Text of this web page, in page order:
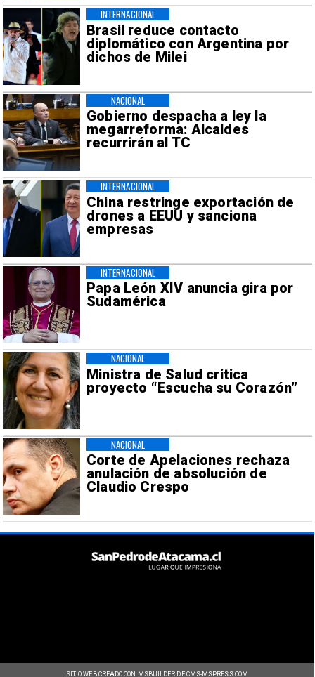
Brasil reduce contacto
diplomático con Argentina por
dichos de Milei
INTERNACIONAL
Gobierno despacha a ley la
megarreforma: Alcaldes
recurrirán al TC
NACIONAL
China restringe exportación de
drones a EEUU y sanciona
empresas
INTERNACIONAL
Papa León XIV anuncia gira por
Sudamérica
INTERNACIONAL
Ministra de Salud critica
proyecto “Escucha su Corazón”
NACIONAL
Corte de Apelaciones rechaza
anulación de absolución de
Claudio Crespo
NACIONAL
SITIO WEB CREADO CON MSBUILDER DE CMS-MSPRESS.COM